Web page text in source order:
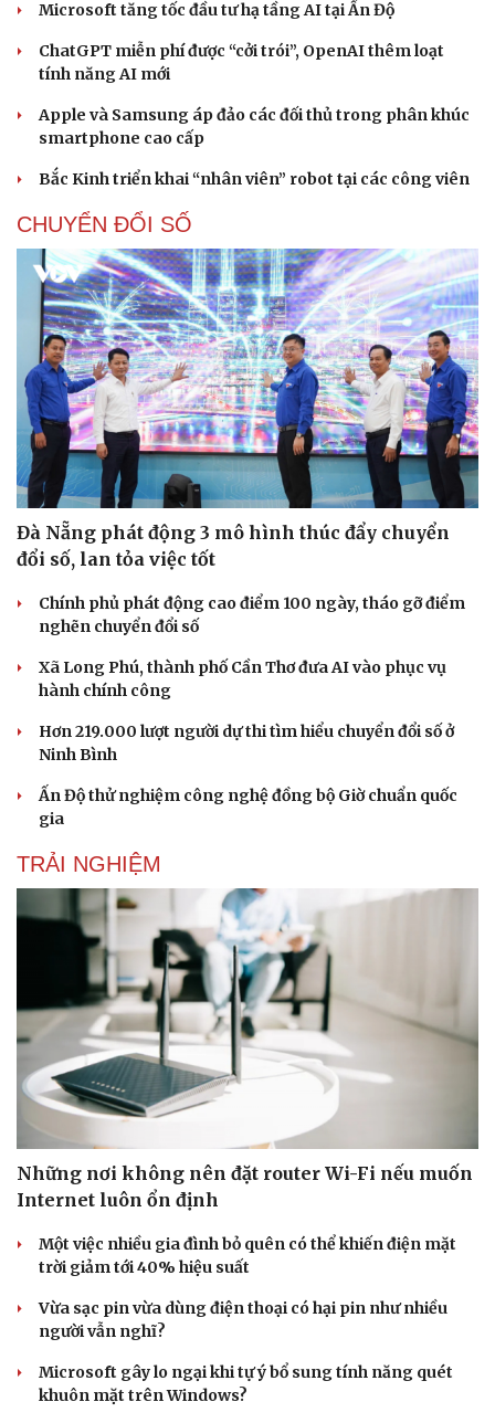
Microsoft tăng tốc đầu tư hạ tầng AI tại Ấn Độ
ChatGPT miễn phí được “cởi trói”, OpenAI thêm loạt
tính năng AI mới
Apple và Samsung áp đảo các đối thủ trong phân khúc
smartphone cao cấp
Bắc Kinh triển khai “nhân viên” robot tại các công viên
CHUYỂN ĐỔI SỐ
Đà Nẵng phát động 3 mô hình thúc đẩy chuyển
đổi số, lan tỏa việc tốt
Chính phủ phát động cao điểm 100 ngày, tháo gỡ điểm
nghẽn chuyển đổi số
Xã Long Phú, thành phố Cần Thơ đưa AI vào phục vụ
hành chính công
Hơn 219.000 lượt người dự thi tìm hiểu chuyển đổi số ở
Ninh Bình
Ấn Độ thử nghiệm công nghệ đồng bộ Giờ chuẩn quốc
gia
TRẢI NGHIỆM
Những nơi không nên đặt router Wi-Fi nếu muốn
Internet luôn ổn định
Một việc nhiều gia đình bỏ quên có thể khiến điện mặt
trời giảm tới 40% hiệu suất
Vừa sạc pin vừa dùng điện thoại có hại pin như nhiều
người vẫn nghĩ?
Microsoft gây lo ngại khi tự ý bổ sung tính năng quét
khuôn mặt trên Windows?